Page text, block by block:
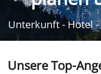
Unterkunft - Hotel
Unsere Top-